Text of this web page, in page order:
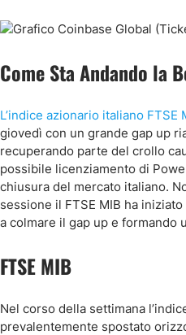
Come Sta Andando la
L’indice azionario italiano FTSE
giovedì con un grande gap up
recuperando parte del crollo
possibile licenziamento di
chiusura del mercato italiano.
sessione il FTSE MIB ha
a colmare il gap up e formando
FTSE MIB
Nel corso della settimana
prevalentemente spostato